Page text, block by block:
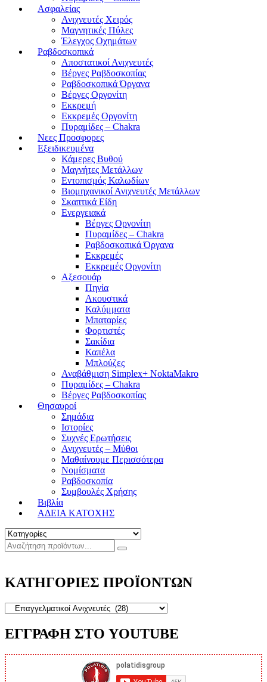
Ασφαλείας
Ανιχνευτές Χειρός
Μαγνητικές Πύλες
Έλεγχος Οχημάτων
Ραβδοσκοπικά
Αποστατικοί Ανιχνευτές
Βέργες Ραβδοσκοπίας
Ραβδοσκοπικά Όργανα
Βέργες Οργονίτη
Εκκρεμή
Εκκρεμές Οργονίτη
Πυραμίδες – Chakra
Νεες Προσφορες
Εξειδικευμένα
Κάμερες Βυθού
Μαγνήτες Μετάλλων
Εντοπισμός Καλωδίων
Βιομηχανικοί Ανιχνευτές Μετάλλων
Σκαπτικά Είδη
Ενεργειακά
Βέργες Οργονίτη
Πυραμίδες – Chakra
Ραβδοσκοπικά Όργανα
Εκκρεμές
Εκκρεμές Οργονίτη
Αξεσουάρ
Πηνία
Ακουστικά
Καλύμματα
Μπαταρίες
Φορτιστές
Σακίδια
Καπέλα
Μπλούζες
Αναβάθμιση Simplex+ NoktaMakro
Πυραμίδες – Chakra
Βέργες Ραβδοσκοπίας
Θησαυροί
Σημάδια
Ιστορίες
Συχνές Ερωτήσεις
Ανιχνευτές – Μύθοι
Μαθαίνουμε Περισσότερα
Νομίσματα
Ραβδοσκοπία
Συμβουλές Χρήσης
Βιβλία
ΑΔΕΙΑ ΚΑΤΟΧΗΣ
ΚΑΤΗΓΟΡΙΕΣ ΠΡΟΪΟΝΤΩΝ
ΕΓΓΡΑΦΗ ΣΤΟ YOUTUBE